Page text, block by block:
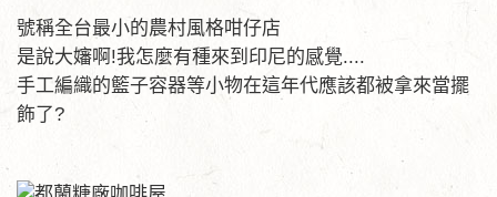
號稱全台最小的農村風格咁仔店
是說大嬸啊!我怎麼有種來到印尼的感覺....
手工編織的籃子容器等小物在這年代應該都被拿來當擺
飾了?